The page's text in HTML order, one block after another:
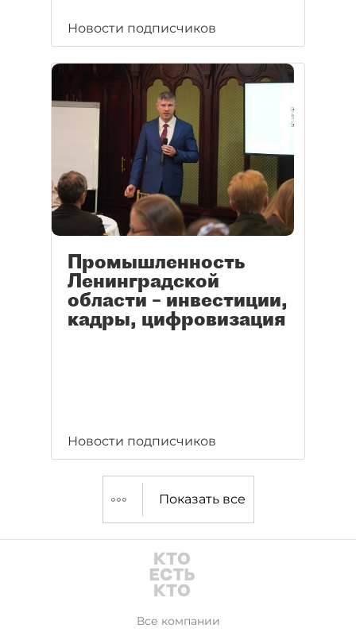
Новости подписчиков
Промышленность
Ленинградской
области – инвестиции,
кадры, цифровизация
Новости подписчиков
Показать все
Все компании